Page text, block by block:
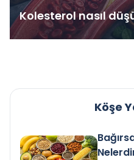
Kolesterol nasıl
Köşe